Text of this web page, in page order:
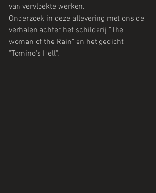
van vervloekte werken.
Onderzoek in deze aflevering met ons de
verhalen achter het schilderij "The
woman of the Rain" en het gedicht
"Tomino's Hell".